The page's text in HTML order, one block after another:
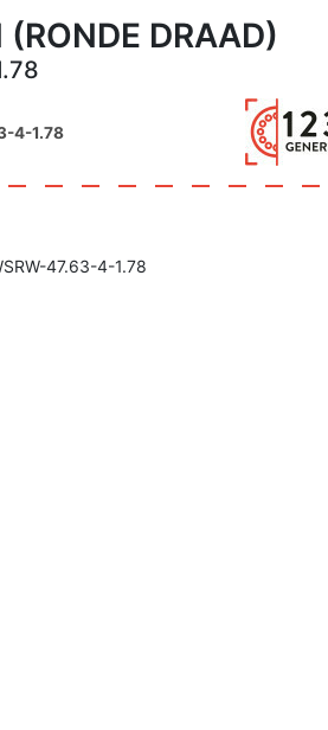
(RONDE DRAAD)
4-1.78
47.63-4-1.78